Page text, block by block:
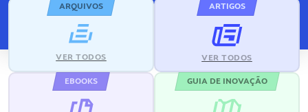
ARQUIVOS
VER TODOS
ARTIGOS
VER TODOS
EBOOKS GUIA DE INOVAÇÃO